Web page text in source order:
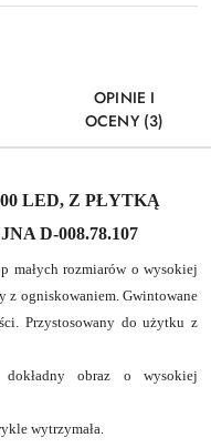
OPINIE I
OCENY (3)
LED, Z PŁYTKĄ
D-008.78.107
małych rozmiarów o wysokiej
z ogniskowaniem. Gwintowane
Przystosowany do użytku z
obraz o wysokiej
wytrzymała.